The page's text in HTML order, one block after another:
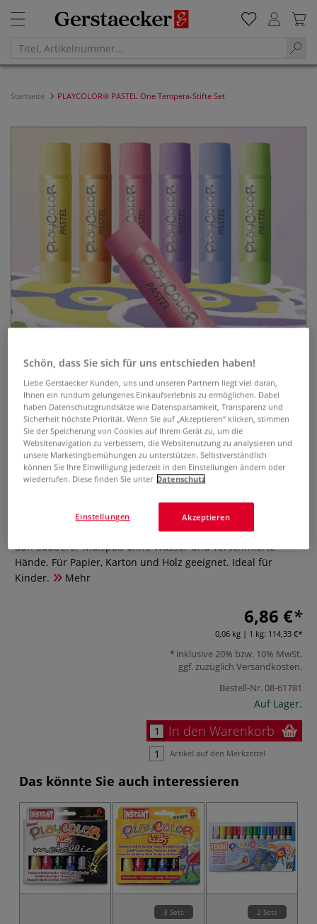
Startseite PLAYCOLOR® PASTEL One Tempera-Stifte Set
PLAYCOLOR® PASTEL One
Tempera-Stifte Set
6 herausdrehbare Tempera-Stifte in Pastellfarbtönen (10 g
je Stift). Die brillanten, leuchtenden Farben trocknen schnell
auf. Sauberer Malspaß ohne Wasser und verschmierte
Hände. Für Papier, Karton und Holz geeignet. Ideal für
Kinder.
Mehr
6,86 €
0,06 kg | 1 kg: 114,33 €
inklusive 20% bzw. 10% MwSt,
ggf. zuzüglich Versandkosten.
Bestell-Nr.08-61781
Auf Lager.
In den Warenkorb
Artikel auf den Merkzettel
Das könnte Sie auch interessieren
3 Sets 2 Sets
Schön, dass Sie sich für uns entschieden haben!
Liebe Gerstaecker Kunden, uns und unseren Partnern liegt viel daran,
Ihnen ein rundum gelungenes Einkaufserlebnis zu ermöglichen. Dabei
haben Datenschutzgrundsätze wie Datensparsamkeit, Transparenz und
Sicherheit höchste Priorität. Wenn Sie auf „Akzeptieren“ klicken, stimmen
Sie der Speicherung von Cookies auf Ihrem Gerät zu, um die
Websitenavigation zu verbessern, die Websitenutzung zu analysieren und
unsere Marketingbemühungen zu unterstützen. Selbstverständlich
können Sie Ihre Einwilligung jederzeit in den Einstellungen ändern oder
wiederrufen. Diese finden Sie unter Datenschutz
Akzeptieren
Einstellungen